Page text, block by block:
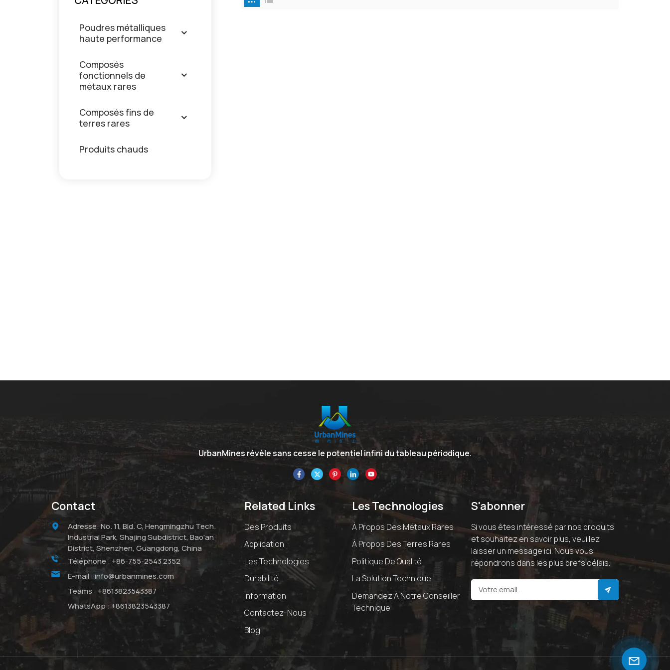
Poudres métalliques
haute performance
Composés
fonctionnels de
métaux rares
Composés fins de
terres rares
Produits chauds
UrbanMines révèle sans cesse le potentiel infini du tableau périodique.
Contact
Adresse: No. 11, Bld. C, Hengmingzhu Tech.
Industrial Park, Shajing Subdistrict, Bao'an
District, Shenzhen, Guangdong, China
Téléphone : +86-755-2543 2352
E-mail :info@urbanmines.com
Teams : +8613823543387
WhatsApp : +8613823543387
Related Links
Des Produits
Application
Les Technologies
Durabilité
Information
Contactez-Nous
Blog
Les Technologies
À Propos Des Métaux Rares
À Propos Des Terres Rares
Politique De Qualité
La Solution Technique
Demandez À Notre Conseiller
Technique
S'abonner
Si vous êtes intéressé par nos produits
et souhaitez en savoir plus, veuillez
laisser un message ici. Nous vous
répondrons dans les plus brefs délais.